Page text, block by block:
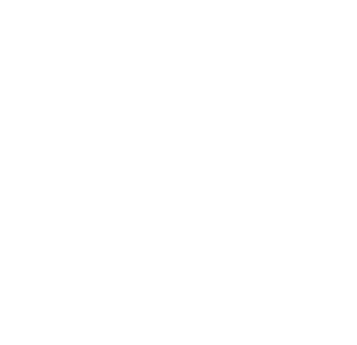
sociales, ayudando a muchachas pobres.